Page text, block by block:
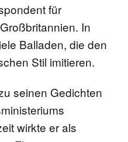
für
In
Balladen, die den
Stil imitieren.
seinen Gedichten
wirkte er als